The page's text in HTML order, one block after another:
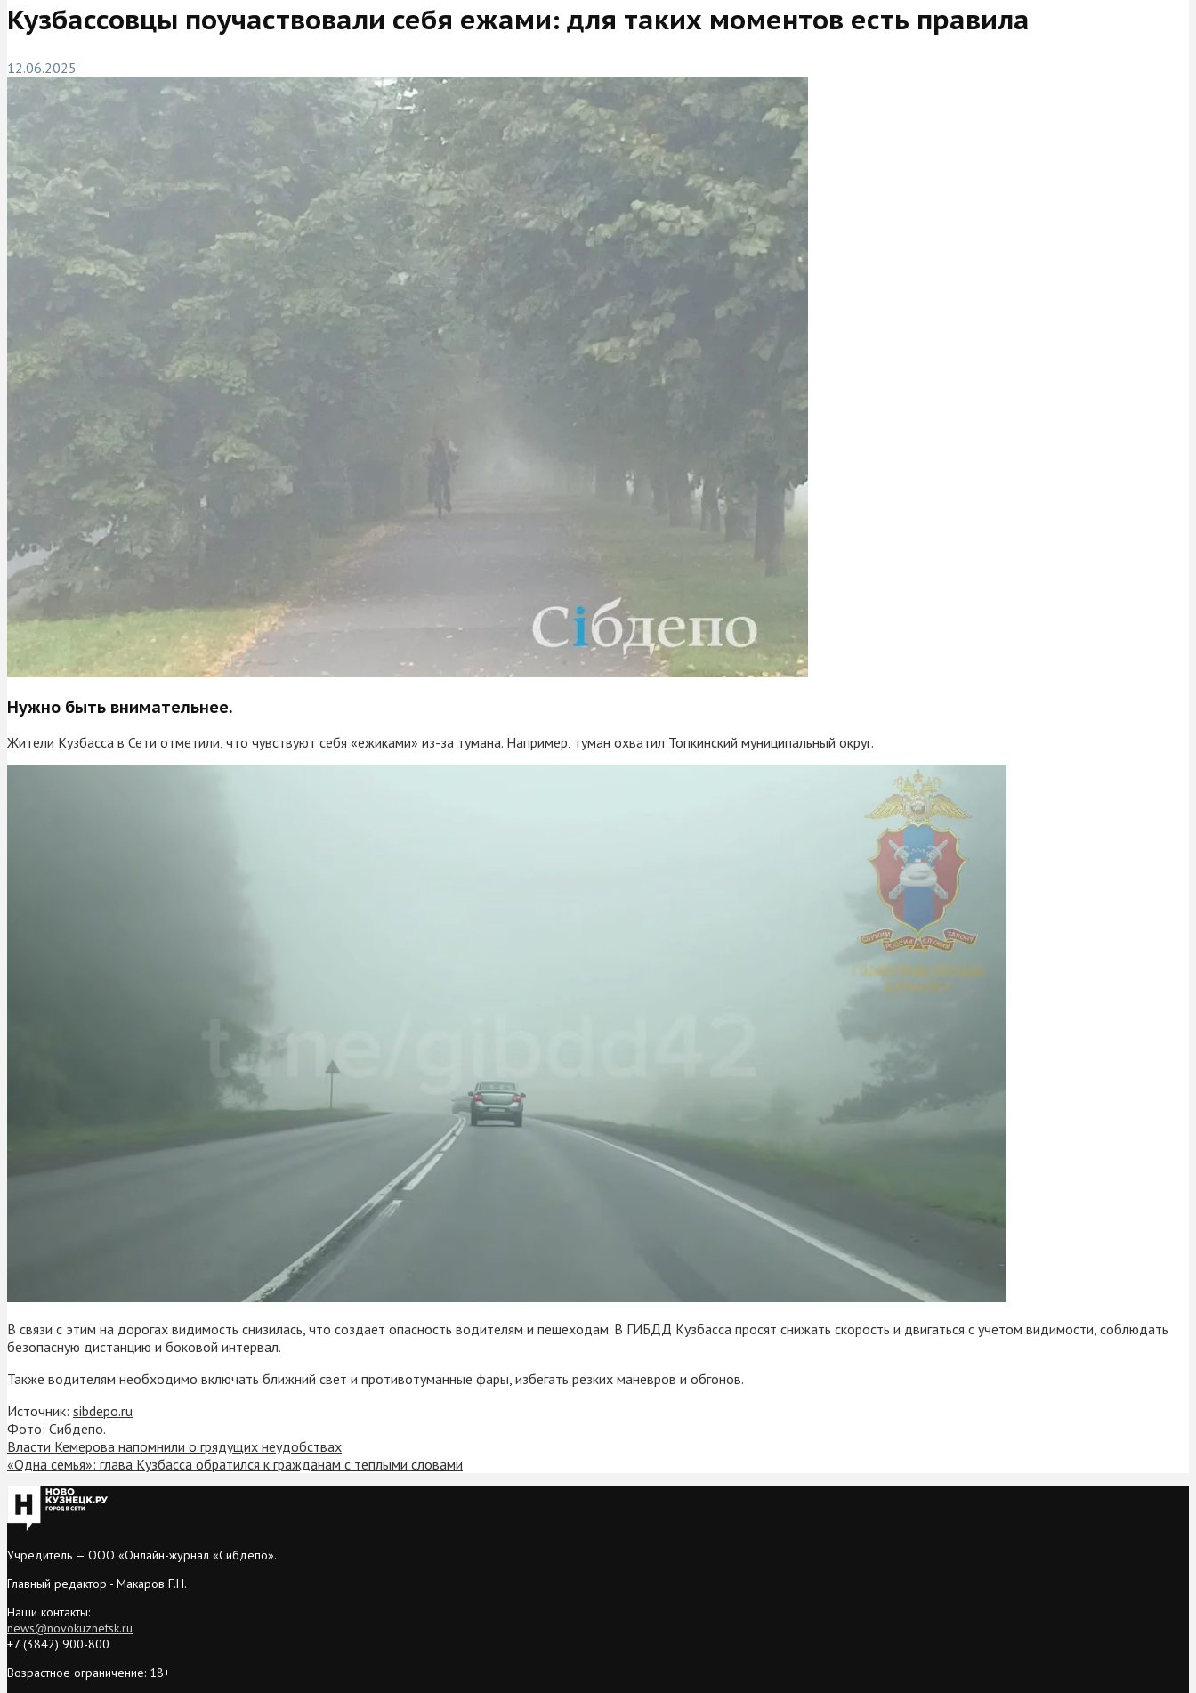
Кузбассовцы поучаствовали себя ежами: для таких моментов есть правила
12.06.2025
Нужно быть внимательнее.
Жители Кузбасса в Сети отметили, что чувствуют себя «ежиками» из-за тумана. Например, туман охватил Топкинский муниципальный округ.
В связи с этим на дорогах видимость снизилась, что создает опасность водителям и пешеходам. В ГИБДД Кузбасса просят снижать скорость и двигаться с учетом видимости, соблюдать
безопасную дистанцию и боковой интервал.
Также водителям необходимо включать ближний свет и противотуманные фары, избегать резких маневров и обгонов.
Источник: sibdepo.ru
Фото: Сибдепо.
Власти Кемерова напомнили о грядущих неудобствах
«Одна семья»: глава Кузбасса обратился к гражданам с теплыми словами
Учредитель — ООО «Онлайн-журнал «Сибдепо».
Главный редактор - Макаров Г.Н.
Наши контакты:
news@novokuznetsk.ru
+7 (3842) 900-800
Возрастное ограничение: 18+